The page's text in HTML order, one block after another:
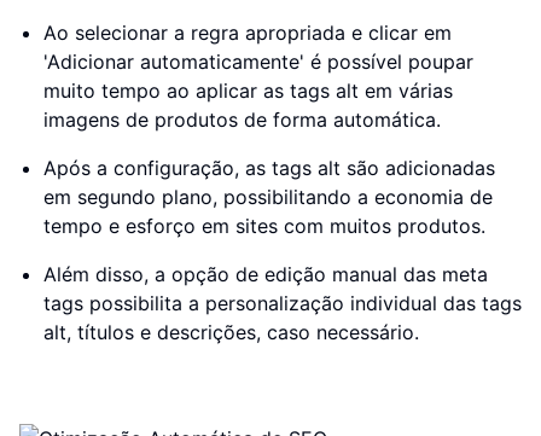
Ao selecionar a regra apropriada e clicar em
'Adicionar automaticamente' é possível poupar
muito tempo ao aplicar as tags alt em várias
imagens de produtos de forma automática.
Após a configuração, as tags alt são adicionadas
em segundo plano, possibilitando a economia de
tempo e esforço em sites com muitos produtos.
Além disso, a opção de edição manual das meta
tags possibilita a personalização individual das tags
alt, títulos e descrições, caso necessário.